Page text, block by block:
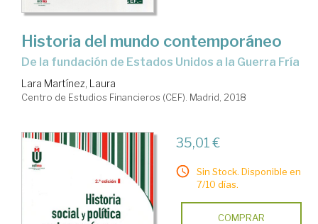
Historia del mundo contemporáneo
de la fundación de Estados Unidos a la Guerra Fría
Lara Martínez, Laura
Centro de Estudios Financieros (CEF). Madrid, 2018
35,01 €
Sin Stock. Disponible en
7/10 días.
COMPRAR